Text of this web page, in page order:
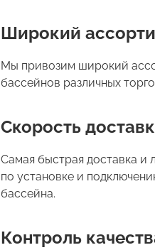
Широкий
Мы привозим широкий
бассейнов различных
Скорость
Самая быстрая доставка и
по установке и
бассейна.
Контроль